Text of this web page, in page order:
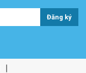
Đăng ký